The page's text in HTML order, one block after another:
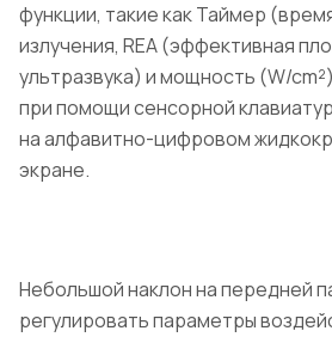
функции, такие как Таймер
излучения, REA (эффективная
ультразвука) и мощность (W/
при помощи сенсорной
на алфавитно-цифровом
экране.
Небольшой наклон на передней
регулировать параметры